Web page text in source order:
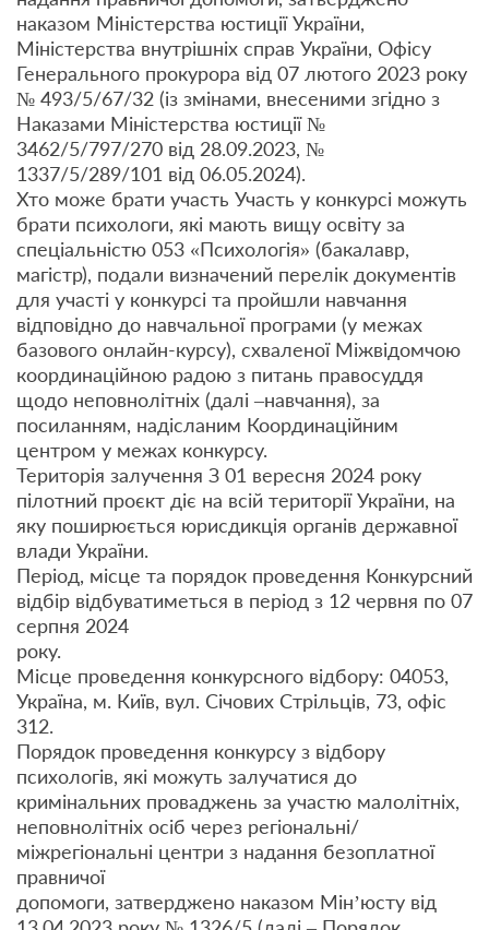
наказом Міністерства юстиції України,
Міністерства внутрішніх справ України, Офісу
Генерального прокурора від 07 лютого 2023 року
№ 493/5/67/32 (із змінами, внесеними згідно з
Наказами Міністерства юстиції №
3462/5/797/270 від 28.09.2023, №
1337/5/289/101 від 06.05.2024).
Хто може брати участь Участь у конкурсі можуть
брати психологи, які мають вищу освіту за
спеціальністю 053 «Психологія» (бакалавр,
магістр), подали визначений перелік документів
для участі у конкурсі та пройшли навчання
відповідно до навчальної програми (у межах
базового онлайн-курсу), схваленої Міжвідомчою
координаційною радою з питань правосуддя
щодо неповнолітніх (далі –навчання), за
посиланням, надісланим Координаційним
центром у межах конкурсу.
Територія залучення З 01 вересня 2024 року
пілотний проєкт діє на всій території України, на
яку поширюється юрисдикція органів державної
влади України.
Період, місце та порядок проведення Конкурсний
відбір відбуватиметься в період з 12 червня по 07
серпня 2024
року.
Місце проведення конкурсного відбору: 04053,
Україна, м. Київ, вул. Січових Стрільців, 73, офіс
312.
Порядок проведення конкурсу з відбору
психологів, які можуть залучатися до
кримінальних проваджень за участю малолітніх,
неповнолітніх осіб через регіональні/
міжрегіональні центри з надання безоплатної
правничої
допомоги, затверджено наказом Мін’юсту від